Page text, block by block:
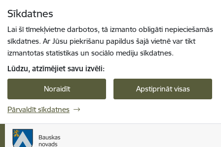
Sīkdatnes
Lai šī tīmekļvietne darbotos, tā izmanto obligāti nepieciešamās
sīkdatnes. Ar Jūsu piekrišanu papildus šajā vietnē var tikt
izmantotas statistikas un sociālo mediju sīkdatnes.
Lūdzu, atzīmējiet savu izvēli:
Noraidīt Apstiprināt visas
Pārvaldīt sīkdatnes